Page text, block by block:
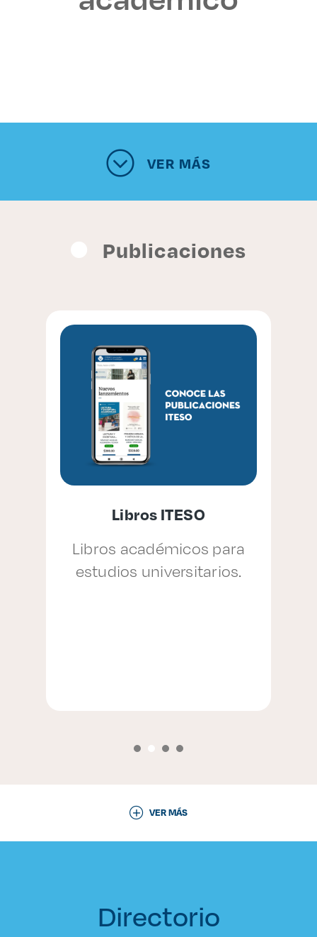
VER MÁS
Publicaciones
Libros ITESO
Libros académicos para
estudios universitarios.
VER MÁS
Directorio